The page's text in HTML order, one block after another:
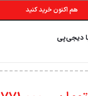
هم اکنون خرید کنید